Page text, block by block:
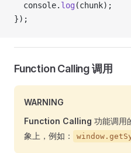
  console.
log (chunk);
});
Function Calling 调用
WARNING
Function Calling 功能调用
象上，例如：